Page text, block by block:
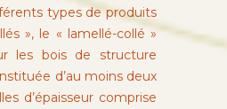
types de produits
», le « lamellé-collé »
les bois de structure
d’au moins deux
d’épaisseur comprise